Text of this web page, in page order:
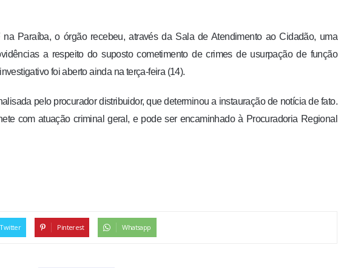
Paraíba, o órgão recebeu, através da Sala de Atendimento ao Cidadão, uma
a respeito do suposto cometimento de crimes de usurpação de função
foi aberto ainda na terça-feira (14).
pelo procurador distribuidor, que determinou a instauração de notícia de fato.
com atuação criminal geral, e pode ser encaminhado à Procuradoria Regional
Twitter Pinterest Whatsapp